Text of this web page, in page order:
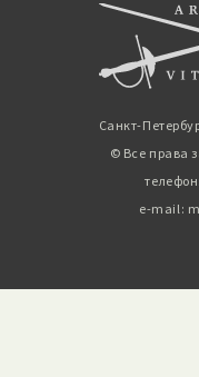
Санкт-
© Все права
e-mail: